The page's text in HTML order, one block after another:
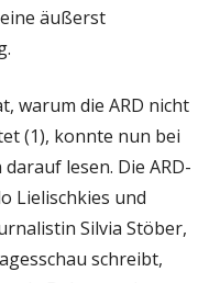
äußerst
warum die ARD nicht
(1), konnte nun bei
lesen. Die ARD-
Lielischkies und
Silvia Stöber,
schreibt,